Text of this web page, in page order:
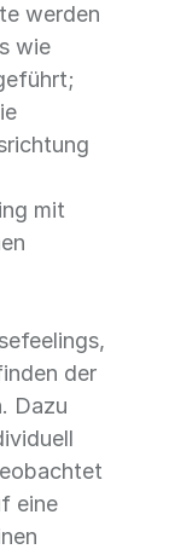
werden
wie
mit
der
Dazu
eine